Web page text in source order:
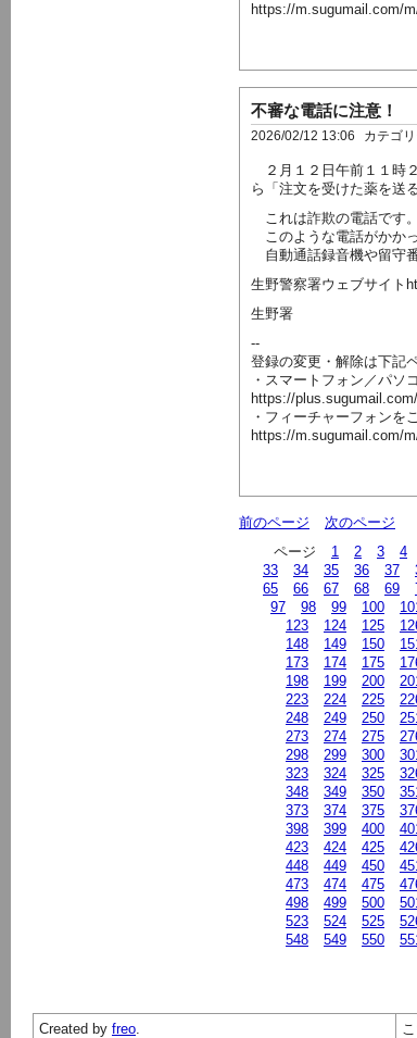
https://m.sugumail.com/
不審な電話に注意！
2026/02/12 13:06 カテゴリ
２月１２日午前１１時
ら「注文を受けた薬を送
これは詐欺の電話です。
このような電話がかか
自動通話録音機や留守
生野警察署ウェブサイト
生野署
--
登録の変更・解除は下記
・スマートフォン／パソ
https://
・フィーチャーフォンを
https://m.sugumail.com/
前のページ
次のページ
ページ
1 2 3 4
33
34 35 36 37
65
66 67 68 69
97
98 99 100
123
124 125
148
149 150
173
174 175
198
199 200
223
224 225
248
249 250
273
274 275
298
299 300
323
324 325
348
349 350
373
374 375
398
399 400
423
424 425
448
449 450
473
474 475
498
499 500
523
524 525
548
549 550
Created by freo.